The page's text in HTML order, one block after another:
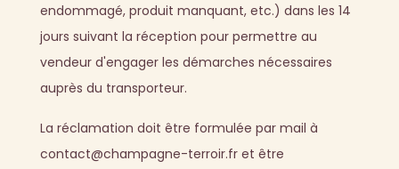
endommagé, produit manquant, etc.) dans les 14
jours suivant la réception pour permettre au
vendeur d'engager les démarches nécessaires
auprès du transporteur.
La réclamation doit être formulée par mail à
contact@champagne-terroir.fr et être